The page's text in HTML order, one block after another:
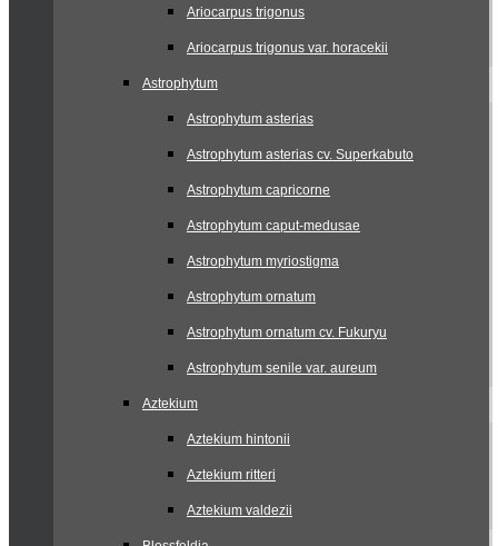
Ariocarpus trigonus
Ariocarpus trigonus var. horacekii
Astrophytum
Astrophytum asterias
Astrophytum asterias cv. Superkabuto
Astrophytum capricorne
Astrophytum caput-medusae
Astrophytum myriostigma
Astrophytum ornatum
Astrophytum ornatum cv. Fukuryu
Astrophytum senile var. aureum
Aztekium
Aztekium hintonii
Aztekium ritteri
Aztekium valdezii